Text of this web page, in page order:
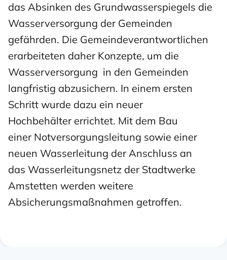
das Absinken des Grundwasserspiegels die
Wasserversorgung der Gemeinden
gefährden. Die Gemeindeverantwortlichen
erarbeiteten daher Konzepte, um die
Wasserversorgung in den Gemeinden
langfristig abzusichern. In einem ersten
Schritt wurde dazu ein neuer
Hochbehälter errichtet. Mit dem Bau
einer Notversorgungsleitung sowie einer
neuen Wasserleitung der Anschluss an
das Wasserleitungsnetz der Stadtwerke
Amstetten werden weitere
Absicherungsmaßnahmen getroffen.